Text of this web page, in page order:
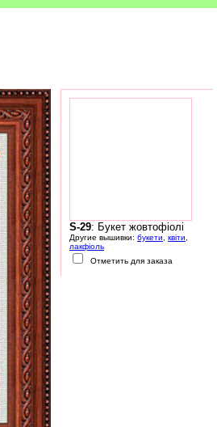
S-29: Букет жовтофіолі
Другие вышивки: букети квіти
лакфіоль
Отметить для заказа